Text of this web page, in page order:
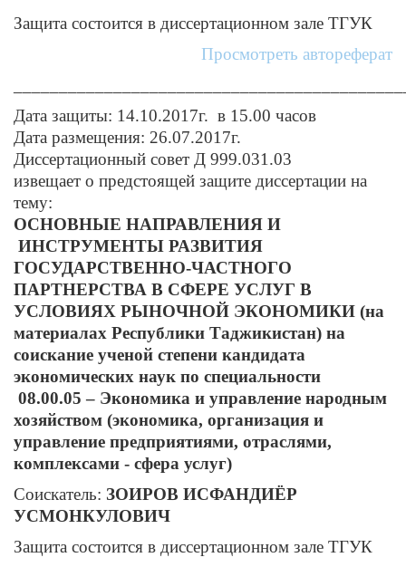
Защита состоится в диссертационном зале ТГУК
Просмотреть автореферат
Дата защиты: 14.10.2017г. в 15.00 часов
Дата размещения: 26.07.2017г.
Диссертационный совет Д 999.031.03
извещает о предстоящей защите диссертации на
тему:
ОСНОВНЫЕ НАПРАВЛЕНИЯ И
ИНСТРУМЕНТЫ РАЗВИТИЯ
ГОСУДАРСТВЕННО-ЧАСТНОГО
ПАРТНЕРСТВА В СФЕРЕ УСЛУГ В
УСЛОВИЯХ РЫНОЧНОЙ ЭКОНОМИКИ (на
материалах Республики Таджикистан) на
соискание ученой степени кандидата
экономических наук по специальности
08.00.05 – Экономика и управление народным
хозяйством (экономика, организация и
управление предприятиями, отраслями,
комплексами - сфера услуг)
Соискатель: ЗОИРОВ ИСФАНДИЁР
УСМОНКУЛОВИЧ
Защита состоится в диссертационном зале ТГУК